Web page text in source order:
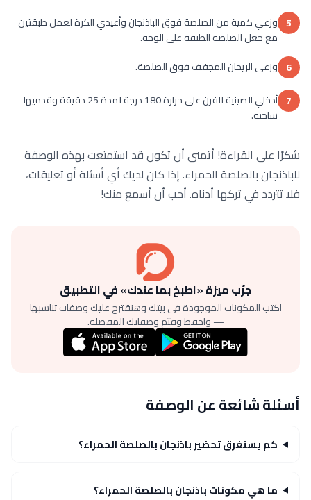
5 وزعي كمية من الصلصة فوق الباذنجان وأعيدي الكرة لعمل طبقتين
مع جعل الصلصة الطبقة على الوجه.
6 وزعي الريحان المجفف فوق الصلصة.
7
أدخلي الصينية للفرن على حرارة 180 درجة لمدة 25 دقيقة وقدميها
ساخنة.
شكرًا على القراءة! أتمنى أن تكون قد استمتعت بهذه الوصفة
للباذنجان بالصلصة الحمراء. إذا كان لديك أي أسئلة أو تعليقات،
فلا تتردد في تركها أدناه. أحب أن أسمع منك!
جرّب ميزة «اطبخ بما عندك» في التطبيق
اكتب المكونات الموجودة في بيتك وهنقترح عليك وصفات تناسبها
— واحفظ وقيّم وصفاتك المفضلة.
أسئلة شائعة عن الوصفة
كم يستغرق تحضير باذنجان بالصلصة الحمراء؟
ما هي مكونات باذنجان بالصلصة الحمراء؟